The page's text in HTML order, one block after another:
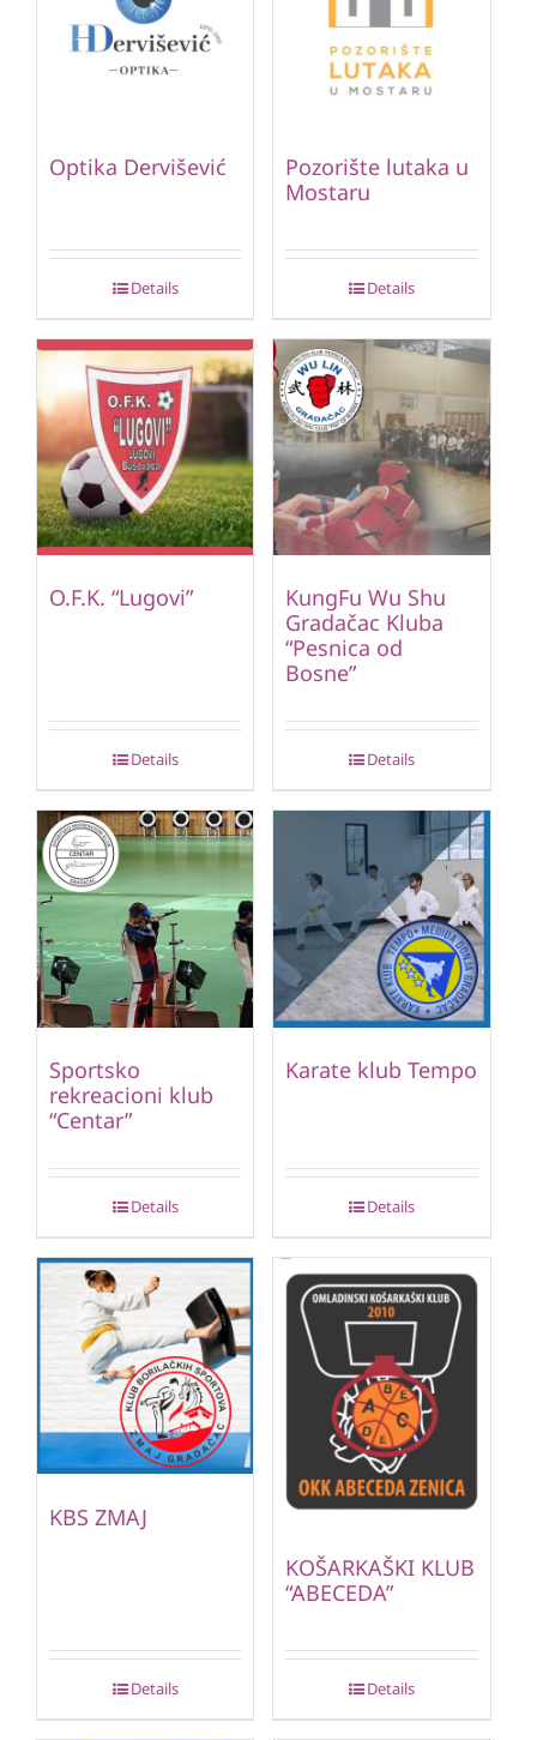
Optika Dervišević
Details
Pozorište lutaka u
Mostaru
Details
O.F.K. “Lugovi”
Details
KungFu Wu Shu
Gradačac Kluba
“Pesnica od
Bosne”
Details
Sportsko
rekreacioni klub
“Centar”
Details
Karate klub Tempo
Details
KBS ZMAJ
Details
KOŠARKAŠKI KLUB
“ABECEDA”
Details